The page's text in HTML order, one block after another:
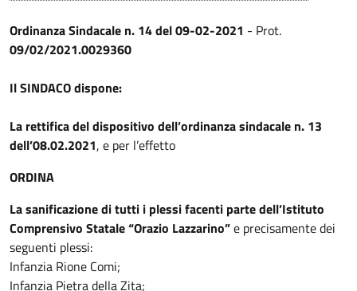
Ordinanza Sindacale n. 14 del 09-02-2021 - Prot.
09/02/2021.0029360
Il SINDACO dispone:
La rettifica del dispositivo dell’ordinanza sindacale n. 13
dell’08.02.2021, e per l’effetto
ORDINA
La sanificazione di tutti i plessi facenti parte dell’Istituto
Comprensivo Statale “Orazio Lazzarino”e precisamente dei
seguenti plessi:
Infanzia Rione Comi;
Infanzia Pietra della Zita;